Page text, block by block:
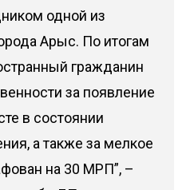
одной из
Арыс. По итогам
гражданин
за появление
в состоянии
а также за мелкое
на 30 МРП”, –